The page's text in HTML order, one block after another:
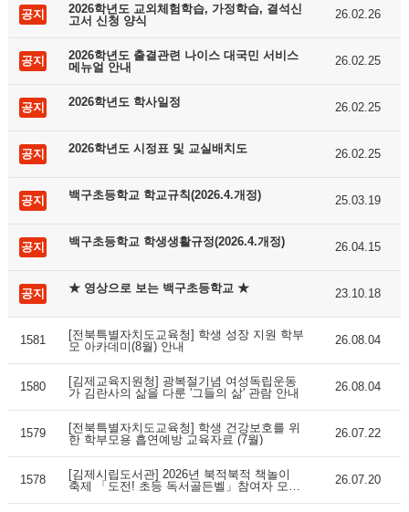
공지
2026학년도 교외체험학습, 가정학습, 결석신
고서 신청 양식
26.02.26
공지
2026학년도 출결관련 나이스 대국민 서비스
메뉴얼 안내
26.02.25
공지 2026학년도 학사일정 26.02.25
공지 2026학년도 시정표 및 교실배치도 26.02.25
공지 백구초등학교 학교규칙(2026.4.개정) 25.03.19
공지 백구초등학교 학생생활규정(2026.4.개정) 26.04.15
공지 ★ 영상으로 보는 백구초등학교 ★ 23.10.18
1581
[전북특별자치도교육청] 학생 성장 지원 학부
모 아카데미(8월) 안내
26.08.04
1580
[김제교육지원청] 광복절기념 여성독립운동
가 김란사의 삶을 다룬 '그들의 삶' 관람 안내
26.08.04
1579
[전북특별자치도교육청] 학생 건강보호를 위
한 학부모용 흡연예방 교육자료 (7월)
26.07.22
1578
[김제시립도서관] 2026년 북적북적 책놀이
축제 「도전! 초등 독서골든벨」참여자 모집
26.07.20